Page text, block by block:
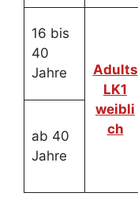
16 bis
40
Jahre
Adults
LK1
weibli
ch
ab 40
Jahre